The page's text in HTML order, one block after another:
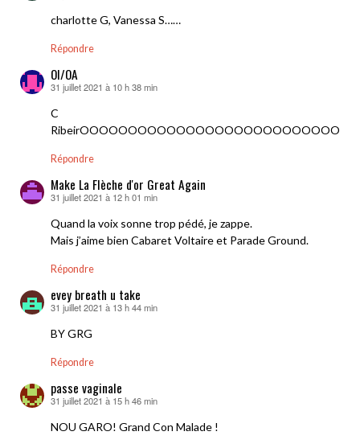
charlotte G, Vanessa S……
Répondre
OI/OA
dit :
31 juillet 2021 à 10 h 38 min
C
Répondre
Make La Flèche d'or Great Again
dit :
31 juillet 2021 à 12 h 01 min
Quand la voix sonne trop pédé, je zappe.
Mais j’aime bien Cabaret Voltaire et Parade Ground.
Répondre
evey breath u take
dit :
31 juillet 2021 à 13 h 44 min
BY GRG
Répondre
passe vaginale
dit :
31 juillet 2021 à 15 h 46 min
NOU GARO! Grand Con Malade !